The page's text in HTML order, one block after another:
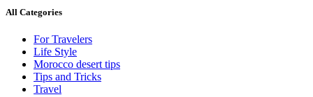
All Categories
For Travelers
Life Style
Morocco desert tips
Tips and Tricks
Travel